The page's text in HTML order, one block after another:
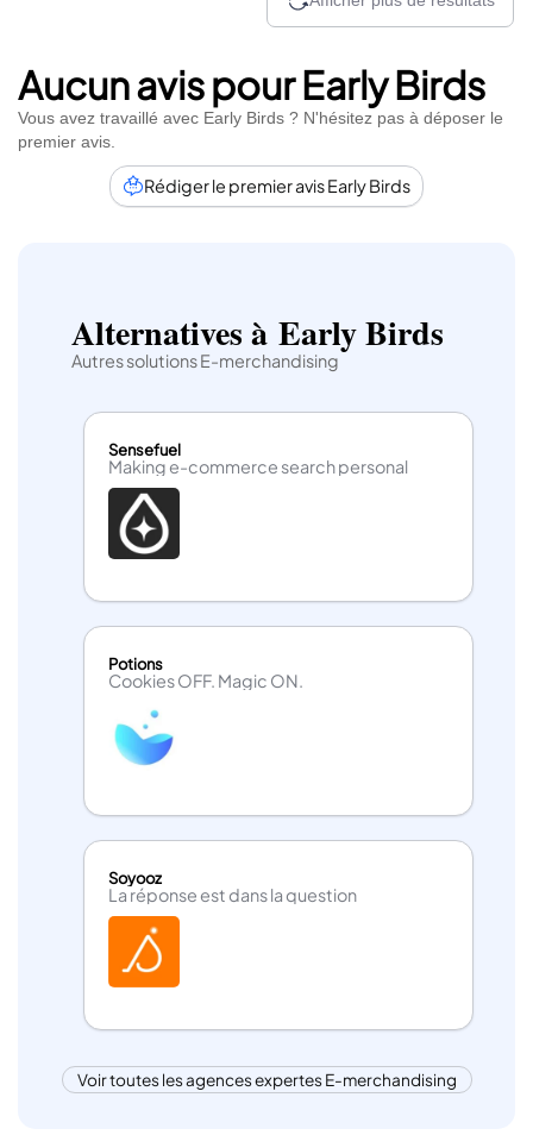
Aucun avis pour Early Birds
Vous avez travaillé avec Early Birds ? N'hésitez pas à déposer le
premier avis.
Rédiger le premier avis Early Birds
Alternatives à Early Birds
Autres solutions E-merchandising
Sensefuel
Making e-commerce search personal
Potions
Cookies OFF. Magic ON.
Soyooz
La réponse est dans la question
Voir toutes les agences expertes E-merchandising